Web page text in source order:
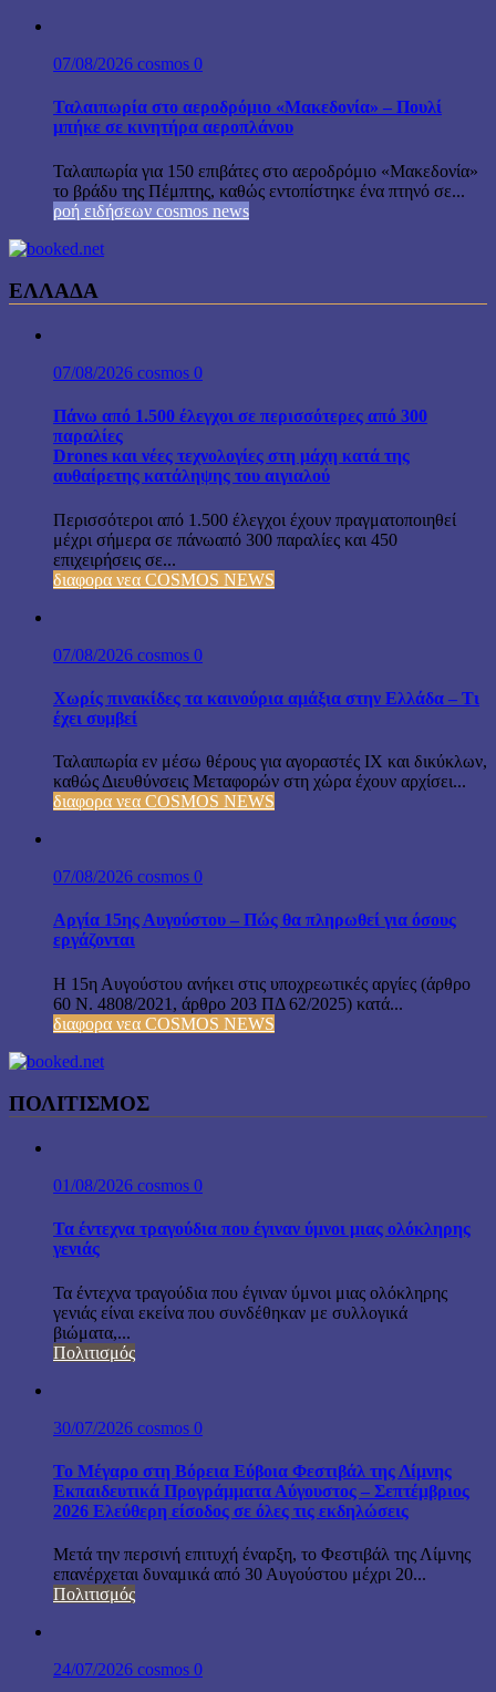
07/08/2026 cosmos 0
Ταλαιπωρία στο αεροδρόμιο «Μακεδονία» – Πουλί
μπήκε σε κινητήρα αεροπλάνου
Ταλαιπωρία για 150 επιβάτες στο αεροδρόμιο «Μακεδονία»
το βράδυ της Πέμπτης, καθώς εντοπίστηκε ένα πτηνό σε...
ροή ειδήσεων cosmos news
ΕΛΛΑΔΑ
07/08/2026 cosmos 0
Πάνω από 1.500 έλεγχοι σε περισσότερες από 300
παραλίες
Drones και νέες τεχνολογίες στη μάχη κατά της
αυθαίρετης κατάληψης του αιγιαλού
Περισσότεροι από 1.500 έλεγχοι έχουν πραγματοποιηθεί
μέχρι σήμερα σε πάνωαπό 300 παραλίες και 450
επιχειρήσεις σε...
διαφορα νεα COSMOS NEWS
07/08/2026 cosmos 0
Χωρίς πινακίδες τα καινούρια αμάξια στην Ελλάδα – Τι
έχει συμβεί
Ταλαιπωρία εν μέσω θέρους για αγοραστές ΙΧ και δικύκλων,
καθώς Διευθύνσεις Μεταφορών στη χώρα έχουν αρχίσει...
διαφορα νεα COSMOS NEWS
07/08/2026 cosmos 0
Αργία 15ης Αυγούστου – Πώς θα πληρωθεί για όσους
εργάζονται
Η 15η Αυγούστου ανήκει στις υποχρεωτικές αργίες (άρθρο
60 Ν. 4808/2021, άρθρο 203 ΠΔ 62/2025) κατά...
διαφορα νεα COSMOS NEWS
ΠΟΛΙΤΙΣΜΟΣ
01/08/2026 cosmos 0
Τα έντεχνα τραγούδια που έγιναν ύμνοι μιας ολόκληρης
γενιάς
Τα έντεχνα τραγούδια που έγιναν ύμνοι μιας ολόκληρης
γενιάς είναι εκείνα που συνδέθηκαν με συλλογικά
βιώματα,...
Πολιτισμός
30/07/2026 cosmos 0
Το Μέγαρο στη Βόρεια Εύβοια Φεστιβάλ της Λίμνης
Εκπαιδευτικά Προγράμματα Αύγουστος – Σεπτέμβριος
2026 Ελεύθερη είσοδος σε όλες τις εκδηλώσεις
Μετά την περσινή επιτυχή έναρξη, το Φεστιβάλ της Λίμνης
επανέρχεται δυναμικά από 30 Αυγούστου μέχρι 20...
Πολιτισμός
24/07/2026 cosmos 0